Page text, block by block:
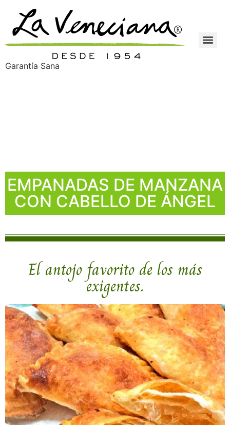
Garantía Sana
EMPANADAS DE MANZANA
CON CABELLO DE ÁNGEL
El antojo favorito de los más
exigentes.